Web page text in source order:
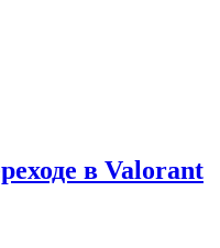
в Valorant